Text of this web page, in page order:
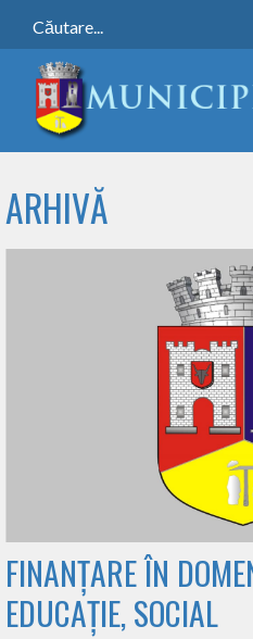
ARHIVĂ
FINANȚARE ÎN
EDUCAȚIE, SOCIAL